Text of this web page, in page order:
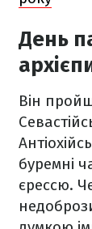
День
Він
буремні
єрессю.